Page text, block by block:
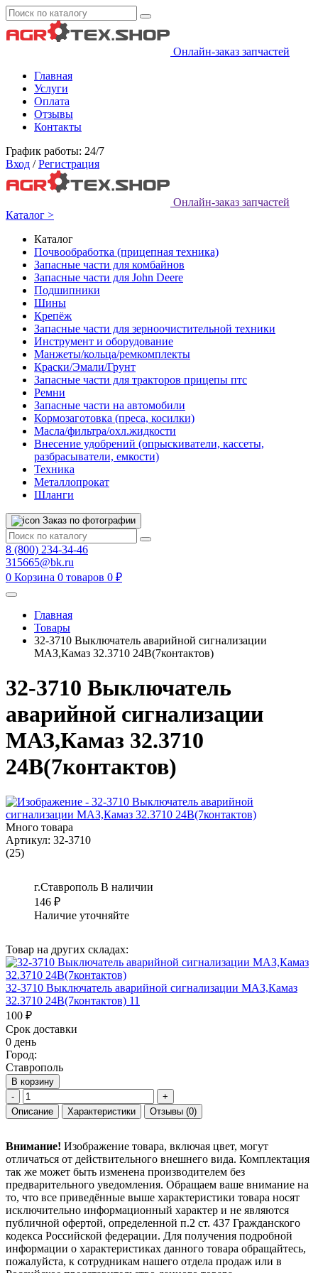
Онлайн-заказ запчастей
Главная
Услуги
Оплата
Отзывы
Контакты
График работы: 24/7
Вход / Регистрация
Онлайн-заказ запчастей
Каталог >
Каталог
Почвообработка (прицепная техника)
Запасные части для комбайнов
Запасные части для John Deere
Подшипники
Шины
Крепёж
Запасные части для зерноочистительной техники
Инструмент и оборудование
Манжеты/кольца/ремкомплекты
Краски/Эмали/Грунт
Запасные части для тракторов прицепы птс
Ремни
Запасные части на автомобили
Кормозаготовка (преса, косилки)
Масла/фильтра/охл.жидкости
Внесение удобрений (опрыскиватели, кассеты,
разбрасыватели, емкости)
Техника
Металлопрокат
Шланги
Заказ по фотографии
8 (800) 234-34-46
315665@bk.ru
0 Корзина 0 товаров 0 ₽
Главная
Товары
32-3710 Выключатель аварийной сигнализации
МАЗ,Камаз 32.3710 24В(7контактов)
32-3710 Выключатель
аварийной сигнализации
МАЗ,Камаз 32.3710
24В(7контактов)
Много товара
Артикул: 32-3710
(25)
г.Ставрополь В наличии
146 ₽
Наличие уточняйте
Товар на других складах:
32-3710 Выключатель аварийной сигнализации МАЗ,Камаз
32.3710 24В(7контактов) 11
100 ₽
Срок доставки
0 день
Город:
Ставрополь
В корзину
-
+
Описание
Характеристики Отзывы (0)
Внимание! Изображение товара, включая цвет, могут
отличаться от действительного внешнего вида. Комплектация
так же может быть изменена производителем без
предварительного уведомления. Обращаем ваше внимание на
то, что все приведённые выше характеристики товара носят
исключительно информационный характер и не являются
публичной офертой, определенной п.2 ст. 437 Гражданского
кодекса Российской федерации. Для получения подробной
информации о характеристиках данного товара обращайтесь,
пожалуйста, к сотрудникам нашего отдела продаж или в